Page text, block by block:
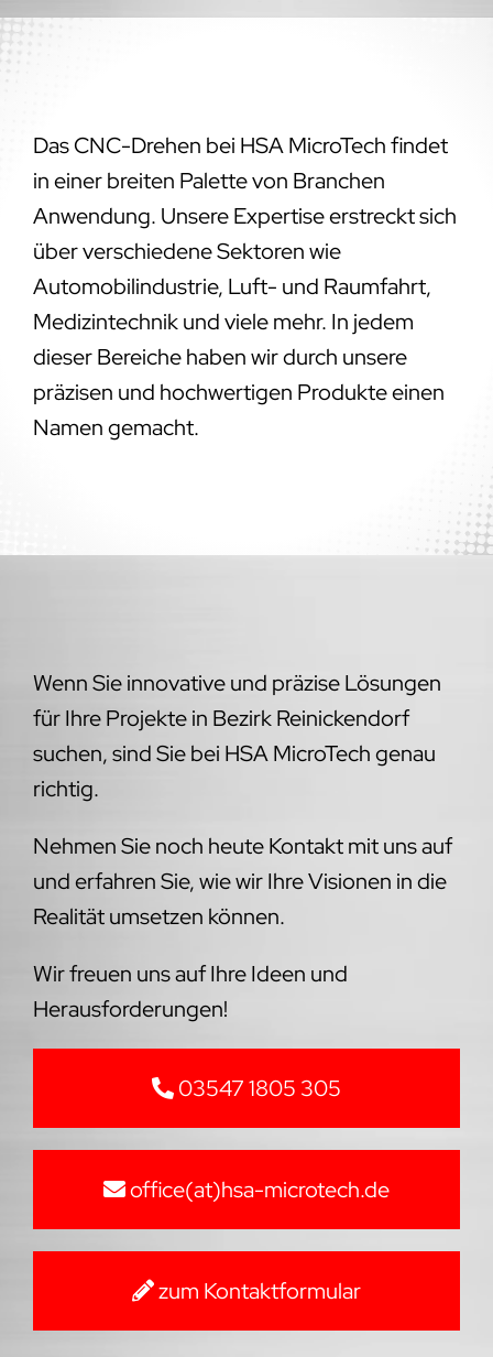
Das CNC-Drehen bei HSA MicroTech findet
in einer breiten Palette von Branchen
Anwendung. Unsere Expertise erstreckt sich
über verschiedene Sektoren wie
Automobilindustrie, Luft- und Raumfahrt,
Medizintechnik und viele mehr. In jedem
dieser Bereiche haben wir durch unsere
präzisen und hochwertigen Produkte einen
Namen gemacht.
Wenn Sie innovative und präzise Lösungen
für Ihre Projekte in Bezirk Reinickendorf
suchen, sind Sie bei HSA MicroTech genau
richtig.
Nehmen Sie noch heute Kontakt mit uns auf
und erfahren Sie, wie wir Ihre Visionen in die
Realität umsetzen können.
Wir freuen uns auf Ihre Ideen und
Herausforderungen!
03547 1805 305
office(at)hsa-microtech.de
zum Kontaktformular